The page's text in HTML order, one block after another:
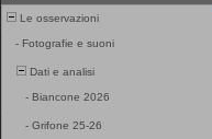
Le osservazioni
- Fotografie e suoni
Dati e analisi
- Biancone 2026
- Grifone 25-26